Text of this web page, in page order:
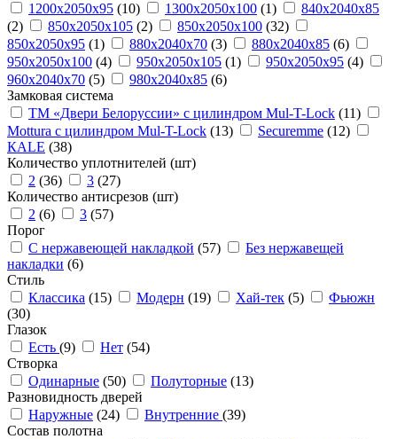
1200x2050x95 (10) 1300x2050x100 (1)
840x2040x85
(2)
850x2050x105 (2) 850x2050х100 (32)
850х2050х95 (1) 880x2040x70 (3) 880x2040x85 (6)
950x2050x100 (4) 950x2050x105 (1) 950x2050x95 (4)
960x2040x70 (5) 980x2040x85 (6)
Замковая система
ТМ «Двери Белоруссии» с цилиндром Mul-T-Lock (11)
Mottura с цилиндром Mul-T-Lock (13) Securemme (12)
КАLЕ (38)
Количество уплотнителей (шт)
2 (36) 3 (27)
Количество антисрезов (шт)
2 (6) 3 (57)
Порог
С нержавеющей накладкой (57)
Без нержавещей
накладки (6)
Стиль
Классика (15) Модерн (19) Хай-тек (5)
Фьюжн
(30)
Глазок
Есть (9) Нет (54)
Створка
Одинарные (50) Полуторные (13)
Разновидность дверей
Наружные (24) Внутренние (39)
Состав полотна